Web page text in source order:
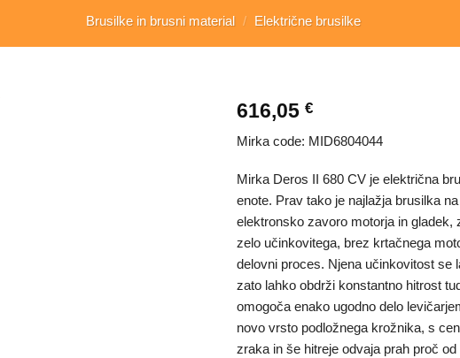
Brusilke in brusni material / Električne brusilke
616,05 €
Mirka code: MID6804044
Mirka Deros II 680 CV je električna
enote. Prav tako je najlažja brusilka
elektronsko zavoro motorja in gladek,
zelo učinkovitega, brez krtačnega
delovni proces. Njena učinkovitost se
zato lahko obdrži konstantno hitrost
omogoča enako ugodno delo
novo vrsto podložnega krožnika, s
zraka in še hitreje odvaja prah proč